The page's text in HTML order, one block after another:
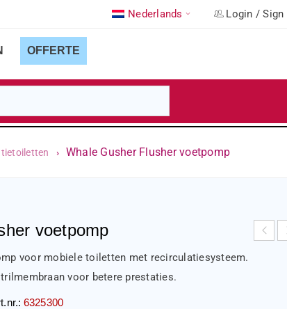
Login /Sign
Nederlands
OFFERTE
› Whale Gusher Flusher voetpomp
voetpomp
voor mobiele toiletten met recirculatiesysteem.
voor betere prestaties.
6325300